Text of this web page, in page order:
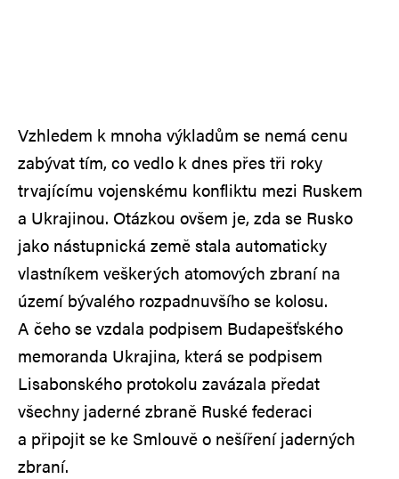
Vzhledem k mnoha výkladům se nemá cenu
zabývat tím, co vedlo k dnes přes tři roky
trvajícímu vojenskému konfliktu mezi Ruskem
a Ukrajinou. Otázkou ovšem je, zda se Rusko
jako nástupnická země stala automaticky
vlastníkem veškerých atomových zbraní na
území bývalého rozpadnuvšího se kolosu.
A čeho se vzdala podpisem Budapešťského
memoranda Ukrajina, která se podpisem
Lisabonského protokolu zavázala předat
všechny jaderné zbraně Ruské federaci
a připojit se ke Smlouvě o nešíření jaderných
zbraní.